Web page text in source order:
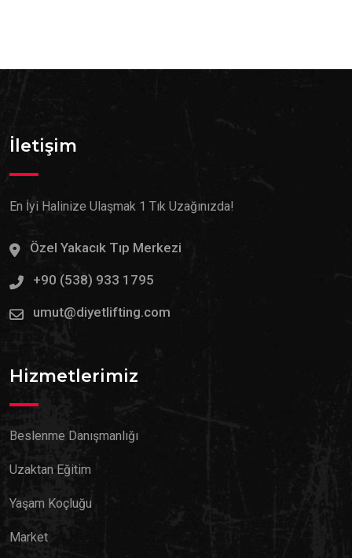
İletişim
En İyi Halinize Ulaşmak 1 Tık Uzağınızda!
Özel Yakacık Tıp Merkezi
+90 (538) 933 1795
umut@diyetlifting.com
Hizmetlerimiz
Beslenme Danışmanlığı
Uzaktan Eğitim
Yaşam Koçluğu
Market